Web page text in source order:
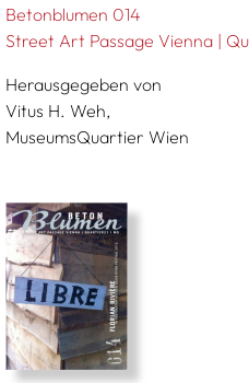
Betonblumen 014
Street Art Passage Vienna |
Herausgegeben von
Vitus H. Weh,
MuseumsQuartier Wien